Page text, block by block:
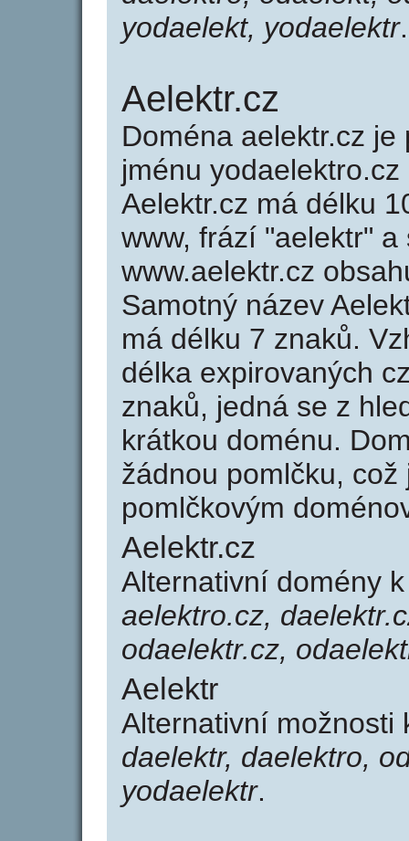
yodaelekt, yodaelektr.
Aelektr.cz
Doména aelektr.cz
jménu
Aelektr.cz má délku
www, frází "aelektr"
www.aelektr.cz
Samotný název
má délku 7 znaků.
délka expirovaných
znaků, jedná se z
krátkou doménu.
žádnou pomlčku,
pomlčkovým
Aelektr.cz
Alternativní domény
aelektro.cz,
odaelektr.cz,
Aelektr
Alternativní
daelektr, daelektro,
yodaelektr.